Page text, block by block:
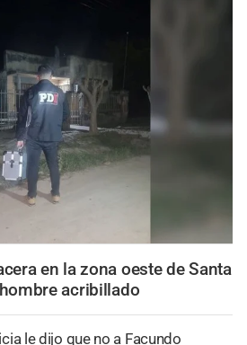
en la zona oeste de Santa
acribillado
le dijo que no a Facundo